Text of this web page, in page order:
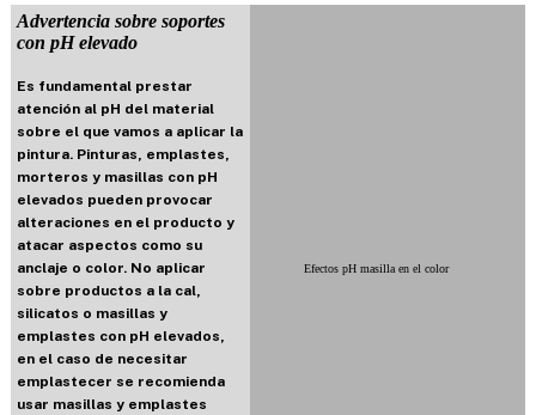
Advertencia sobre soportes
con pH elevado
Es fundamental prestar
atención al pH del material
sobre el que vamos a aplicar la
pintura. Pinturas, emplastes,
morteros y masillas con pH
elevados pueden provocar
alteraciones en el producto y
atacar aspectos como su
anclaje o color. No aplicar
sobre productos a la cal,
silicatos o masillas y
emplastes con pH elevados,
en el caso de necesitar
emplastecer se recomienda
usar masillas y emplastes
Efectos pH masilla en el color